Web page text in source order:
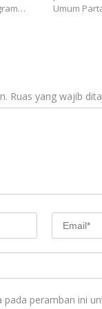
Umum
Ruas yang wajib
peramban ini